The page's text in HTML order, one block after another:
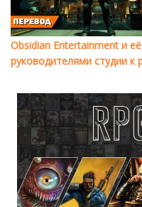
Obsidian Entertainment и
руководителями студии к